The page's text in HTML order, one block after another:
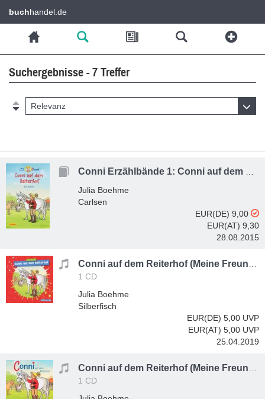
buchhandel.de
Suchergebnisse - 7 Treffer
Relevanz
Julia Boehme
Carlsen
EUR(DE) 9,00
EUR(AT) 9,30
28.08.2015
1 CD
Julia Boehme
Silberfisch
EUR(DE) 5,00 UVP
EUR(AT) 5,00 UVP
25.04.2019
1 CD